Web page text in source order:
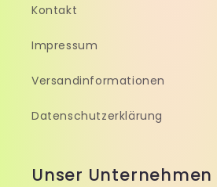
Kontakt
Impressum
Versandinformationen
Datenschutzerklärung
Unser Unternehmen